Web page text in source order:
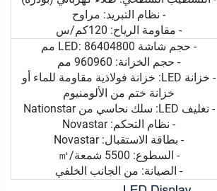
- نظام التبريد: مراوح
- مقاومة الرياح: 120كم/س
- حجم شاشة LED: 86404800 مم
- حجم الخزانة: 960960 مم
- خزانة LED: خزانة فولاذية مقاومة للماء أو
خزانة ختم من الألومنيوم
- تغليف LED: سلك نحاسي من Nationstar
- نظام التحكم: Novastar
- بطاقة الاستقبال: Novastar
- السطوع: 5500 شمعة/㎡
- الصيانة: من الجانب الخلفي